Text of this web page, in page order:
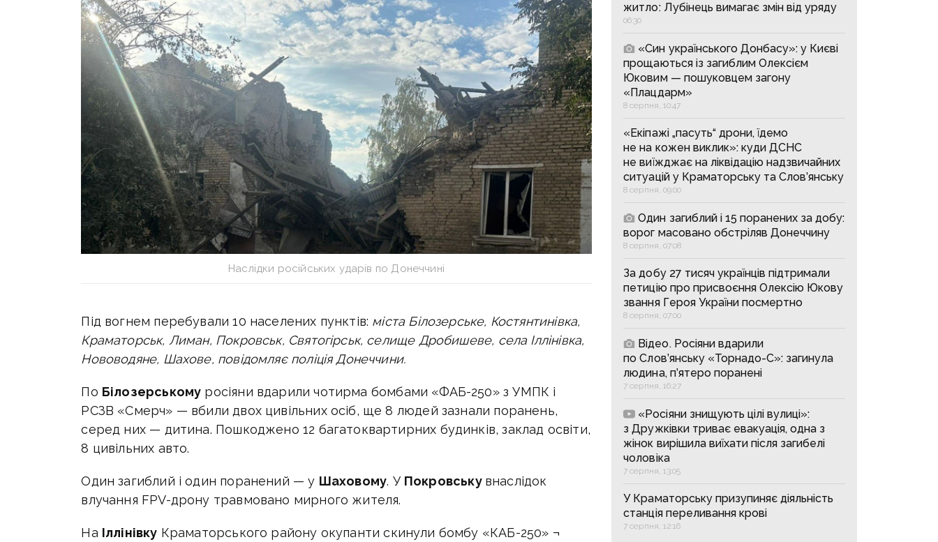
Наслідки російських ударів по Донеччині
Під вогнем перебували 10 населених пунктів: міста Білозерське, Костянтинівка,
Краматорськ, Лиман, Покровськ, Святогірськ, селище Дробишеве, села Іллінівка,
Нововодяне, Шахове, повідомляє поліція Донеччини.
По Білозерському росіяни вдарили чотирма бомбами «ФАБ-250» з УМПК і
РСЗВ «Смерч» — вбили двох цивільних осіб, ще 8 людей зазнали поранень,
серед них — дитина. Пошкоджено 12 багатоквартирних будинків, заклад освіти,
8 цивільних авто.
Один загиблий і один поранений — у Шаховому. У Покровську внаслідок
влучання FPV-дрону травмовано мирного жителя.
На Іллінівку Краматорського району окупанти скинули бомбу «КАБ-250» ¬
житло: Лубінець вимагає змін від уряду
06:30
«Син українського Донбасу»: у Києві
прощаються із загиблим Олексієм
Юковим — пошуковцем загону
«Плацдарм»
8 серпня, 10:47
«Екіпажі „пасуть“ дрони, їдемо
не на кожен виклик»: куди ДСНС
не виїжджає на ліквідацію надзвичайних
ситуацій у Краматорську та Слов’янську
8 серпня, 09:00
Один загиблий і 15 поранених за добу:
ворог масовано обстріляв Донеччину
8 серпня, 07:08
За добу 27 тисяч українців підтримали
петицію про присвоєння Олексію Юкову
звання Героя України посмертно
8 серпня, 07:00
Відео. Росіяни вдарили
по Слов’янську «Торнадо-С»: загинула
людина, п’ятеро поранені
7 серпня, 16:27
«Росіяни знищують цілі вулиці»:
з Дружківки триває евакуація, одна з
жінок вирішила виїхати після загибелі
чоловіка
7 серпня, 13:05
У Краматорську призупиняє діяльність
станція переливання крові
7 серпня, 12:16